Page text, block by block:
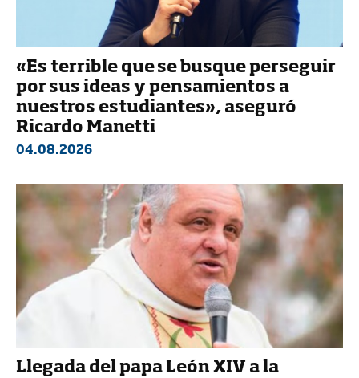
«Es terrible que se busque perseguir
por sus ideas y pensamientos a
nuestros estudiantes», aseguró
Ricardo Manetti
04.08.2026
Llegada del papa León XIV a la